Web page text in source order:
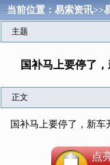
当前位置：易索资讯>>
主题
国补马上要停了
正文
国补马上要停了，新车
点